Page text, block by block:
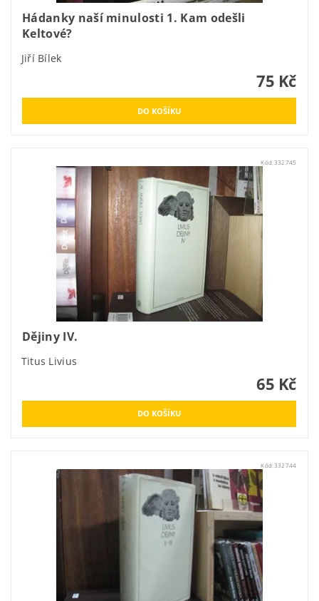
Hádanky naší minulosti 1. Kam odešli
Keltové?
Jiří Bílek
75 Kč
Kód: 332745
Dějiny IV.
Titus Livius
65 Kč
Kód: 332744